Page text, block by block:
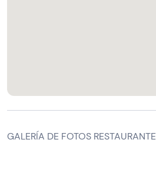
GALERÍA DE FOTOS RESTAURANTE